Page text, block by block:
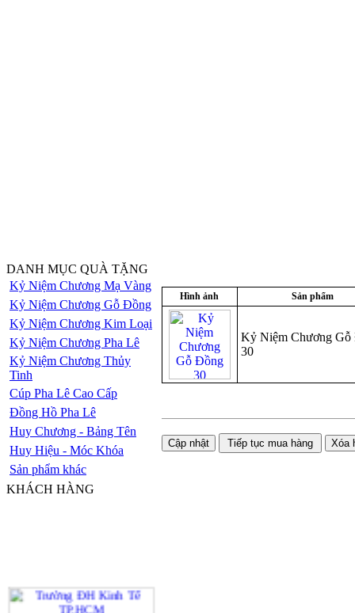
DANH MỤC QUÀ TẶNG
Kỷ Niệm Chương Mạ Vàng
Kỷ Niệm Chương Gỗ Đồng
Kỷ Niệm Chương Kim Loại
Kỷ Niệm Chương Pha Lê
Kỷ Niệm Chương Thủy
Tinh
Cúp Pha Lê Cao Cấp
Đồng Hồ Pha Lê
Huy Chương - Bảng Tên
Huy Hiệu - Móc Khóa
Sản phẩm khác
KHÁCH HÀNG
Hình ảnh Sản phẩm
Kỷ Niệm Chương Gỗ
30